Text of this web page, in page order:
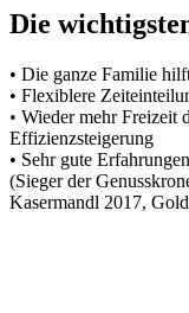
Die
• Die ganze Familie
• Flexiblere
• Wieder mehr Freizeit
Effizienzsteigerung
• Sehr gute
(Sieger der
Kasermandl 2017,